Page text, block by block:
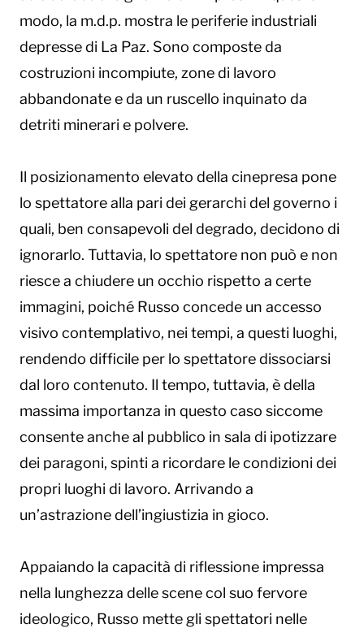
modo, la m.d.p. mostra le periferie industriali
depresse di La Paz. Sono composte da
costruzioni incompiute, zone di lavoro
abbandonate e da un ruscello inquinato da
detriti minerari e polvere.
Il posizionamento elevato della cinepresa pone
lo spettatore alla pari dei gerarchi del governo i
quali, ben consapevoli del degrado, decidono di
ignorarlo. Tuttavia, lo spettatore non può e non
riesce a chiudere un occhio rispetto a certe
immagini, poiché Russo concede un accesso
visivo contemplativo, nei tempi, a questi luoghi,
rendendo difficile per lo spettatore dissociarsi
dal loro contenuto. Il tempo, tuttavia, è della
massima importanza in questo caso siccome
consente anche al pubblico in sala di ipotizzare
dei paragoni, spinti a ricordare le condizioni dei
propri luoghi di lavoro. Arrivando a
un’astrazione dell’ingiustizia in gioco.
Appaiando la capacità di riflessione impressa
nella lunghezza delle scene col suo fervore
ideologico, Russo mette gli spettatori nelle